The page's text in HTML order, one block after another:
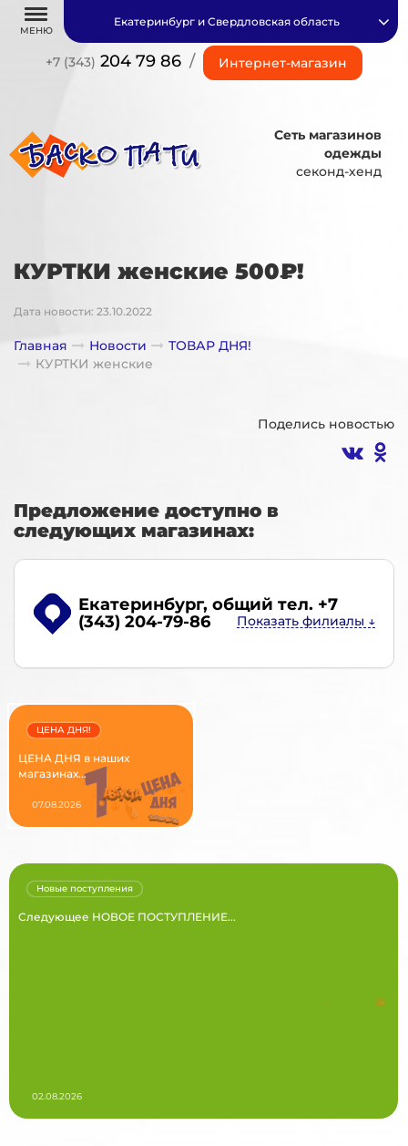
МЕНЮ
+7 (343) 204 79 86 / Интернет-магазин
Екатеринбург и Свердловская область
Сеть магазинов
одежды
секонд-хенд
КУРТКИ женские 500₽!
Дата новости: 23.10.2022
Главная Новости
ТОВАР ДНЯ!
КУРТКИ женские
Поделись новостью
Предложение доступно в
следующих магазинах:
Екатеринбург, общий тел. +7
(343) 204-79-86
ЦЕНА ДНЯ в наших
магазинах...
ЦЕНА ДНЯ!
07.08.2026
Следующее НОВОЕ ПОСТУПЛЕНИЕ...
Новые поступления
02.08.2026